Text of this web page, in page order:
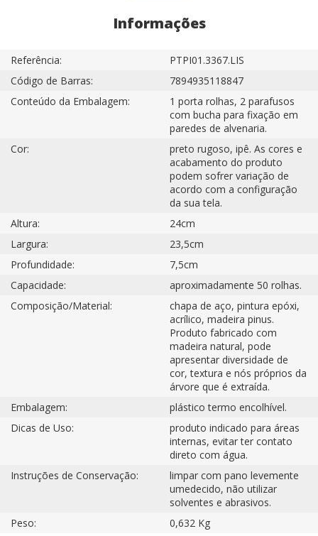
Informações
Referência:
PTPI01.3367.LIS
Código de Barras:
7894935118847
Conteúdo da Embalagem:
1 porta rolhas, 2 parafusos
com bucha para fixação em
paredes de alvenaria.
Cor:
preto rugoso, ipê. As cores e
acabamento do produto
podem sofrer variação de
acordo com a configuração
da sua tela.
Altura:
24cm
Largura:
23,5cm
Profundidade:
7,5cm
Capacidade:
aproximadamente 50 rolhas.
Composição/Material:
chapa de aço, pintura epóxi,
acrílico, madeira pinus.
Produto fabricado com
madeira natural, pode
apresentar diversidade de
cor, textura e nós próprios da
árvore que é extraída.
Embalagem:
plástico termo encolhível.
Dicas de Uso:
produto indicado para áreas
internas, evitar ter contato
direto com água.
Instruções de Conservação:
limpar com pano levemente
umedecido, não utilizar
solventes e abrasivos.
Peso:
0,632 Kg